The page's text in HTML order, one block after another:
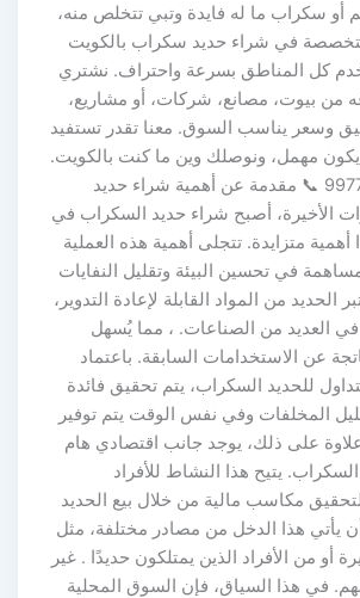
أو سكراب ما له فايدة وتبي تتخلص منه،
متخصصة في شراء حديد سكراب بالكويت
كل المناطق بسرعة واحتراف. نشتري
من بيوت، مصانع، شركات، أو مشاريع،
وسعر يناسب السوق. معنا تقدر تستفيد
مهمل، ونوصلك وين ما كنت بالكويت.
اتصل الان : 99774783 📞 مقدمة عن أهمية شراء حديد
الأخيرة، أصبح شراء حديد السكراب في
متزايدة. تتجلى أهمية هذه العملية
في تحسين البيئة وتقليل النفايات
من المواد القابلة لإعادة التدوير،
العديد من الصناعات. ، مما يُسهل
عن الاستخدامات السابقة. باعتماد
للحديد السكراب، يتم تحقيق فائدة
المخلفات وفي نفس الوقت يتم توفير
علاوة على ذلك، يوجد جانب اقتصادي هام
يتيح هذا النشاط للأفراد
مكاسب مالية من خلال بيع الحديد
يأتي هذا الدخل من مصادر مختلفة، مثل
أو من الأفراد الذين يمتلكون حديدًا . غير
في هذا السياق، فإن السوق المحلية